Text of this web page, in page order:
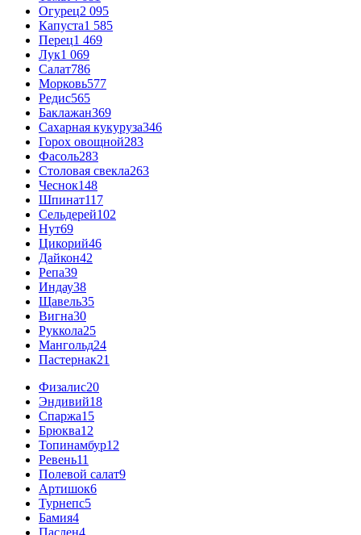
Огурец2 095
Капуста1 585
Перец1 469
Лук1 069
Салат786
Морковь577
Редис565
Баклажан369
Сахарная кукуруза346
Горох овощной283
Фасоль283
Столовая свекла263
Чеснок148
Шпинат117
Сельдерей102
Нут69
Цикорий46
Дайкон42
Репа39
Индау38
Щавель35
Вигна30
Руккола25
Мангольд24
Пастернак21
Физалис20
Эндивий18
Спаржа15
Брюква12
Топинамбур12
Ревень11
Полевой салат9
Артишок6
Турнепс5
Бамия4